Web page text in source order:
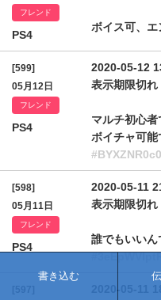
フレンド
PS4
ボイス可、
[599]
05月12日
フレンド
PS4
2020-05-12
表示期限切れ
マルチ初心
ボイチャ可
[598]
05月11日
フレンド
PS4
2020-05-11
表示期限切れ
誰でもいい
書き込む